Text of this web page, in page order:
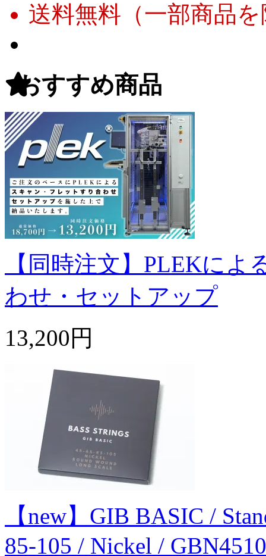
送料無料（一部商品
おすすめ商品
【同時注文】PLEKに
わせ・セットアップ
13,200円
【new】GIB BASIC /
85-105 / Nickel /